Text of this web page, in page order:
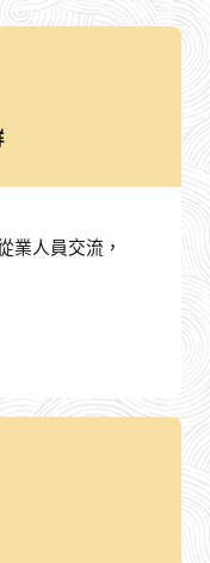
業人員交流，